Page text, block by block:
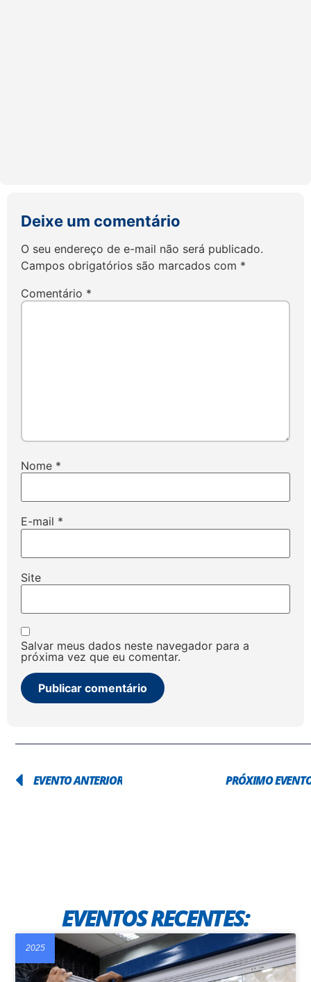
Deixe um comentário
O seu endereço de e-mail não será publicado.
Campos obrigatórios são marcados com *
Comentário *
Nome *
E-mail *
Site
Salvar meus dados neste navegador para a
próxima vez que eu comentar.
EVENTO ANTERIOR PRÓXIMO
EVENTOS RECENTES:
2025